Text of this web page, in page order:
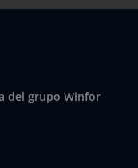
del grupo Winfor